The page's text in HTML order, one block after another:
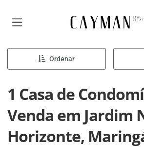
Página inicial
Ordenar
1 Casa de
Venda em Jardim
Horizonte,